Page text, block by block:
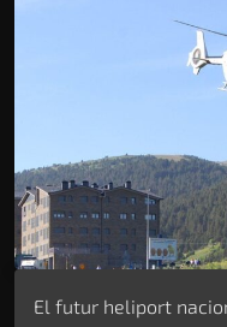
El futur heliport